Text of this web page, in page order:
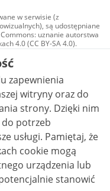
w serwisie (z
są udostępniane
uznanie autorstwa
4.0 (CC BY-SA 4.0).
w tym zdjęcia, materiały
na licencji typu
autorstwa użycie
zależnych 4.0 (CC BY-
stwierdzone inaczej.
zapewnienia
witryny oraz do
Dzięki nim
potrzeb
że
cookie mogą
urządzenia lub
stanowić